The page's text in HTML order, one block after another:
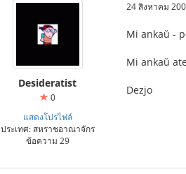
Desideratist
0
แสดงโปรไฟล์
ประเทศ: สหราชอาณาจักร
ข้อความ 29
24 สิงหาคม
Mi ankaŭ -
Mi ankaŭ
Dezjo